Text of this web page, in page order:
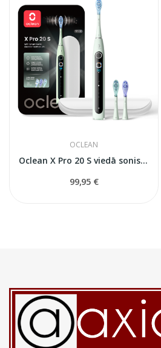
OCLEAN
Oclean X Pro 20 S viedā soniskā elektriskā zobu...
99,95 €